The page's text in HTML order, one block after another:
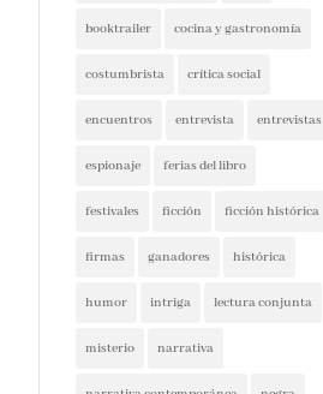
booktrailer cocina y gastronomía
costumbrista crítica social
encuentros entrevista entrevistas
espionaje ferias del libro
festivales ficción ficción histórica
firmas ganadores histórica
humor intriga lectura conjunta
misterio narrativa